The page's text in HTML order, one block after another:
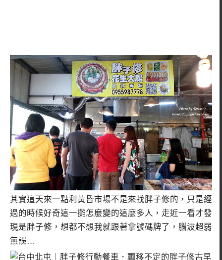
其實這天來一點利黃昏市場不是來找胖子修的，只是經
過的時候好奇這一攤怎麼變的這麼多人，走近一看才發
現是胖子修，想都不想我就跟著拿號碼牌了，腦波超弱
無誤…